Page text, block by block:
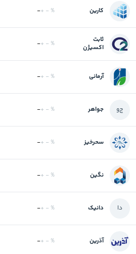
کارین -+ - %
ثابت
اکسیژن
-+ - %
آرمانی -+ - %
جو جواهر -+ - %
سحرخیز -+ - %
نگین -+ - %
دا دانیک -+ - %
آذرین -+ - %